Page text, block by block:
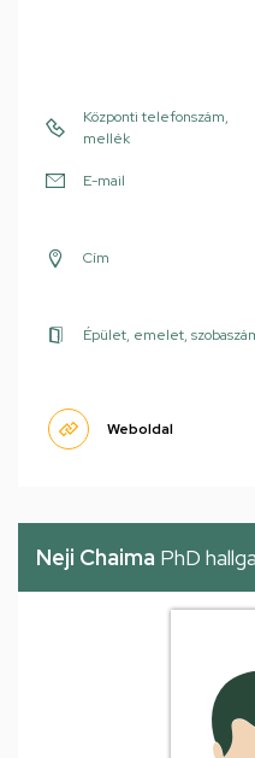
Központi telefonszám,
mellék
E-mail
Cím
Épület, emelet,
Weboldal
Neji Chaima PhD